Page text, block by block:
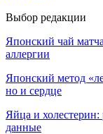
Выбор редакции
Японский чай
аллергии
Японский метод
но и сердце
Яйца и
данные